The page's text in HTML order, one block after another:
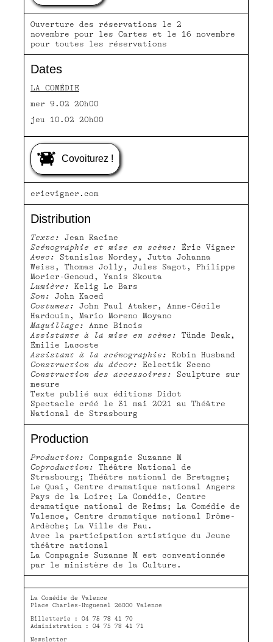
ericvigner.com
Distribution
Texte:
Jean Racine
Scénographie et mise en scène:
Éric Vigner
Avec:
Stanislas Nordey, Jutta Johanna
Weiss, Thomas Jolly, Jules Sagot, Philippe
Morier-Genoud, Yanis Skouta
Lumière:
Kelig Le Bars
Son:
John Kaced
Costumes:
John Paul Ataker, Anne-Cécile
Hardouin, Mario Moreno Moyano
Maquillage:
Anne Binois
Assistante à la mise en scène:
Tünde Deak,
Émilie Lacoste
Assistant à la scénographie:
Robin Husband
Construction du décor:
Eclectik Sceno
Construction des accessoires:
Sculpture sur
mesure
Texte publié aux éditions Didot
Spectacle créé le 31 mai 2021 au Théâtre
National de Strasbourg
Production
Production:
Compagnie Suzanne M
Coproduction:
Théâtre National de
Strasbourg; Théâtre national de Bretagne;
Le Quai, Centre dramatique national Angers
Pays de la Loire; La Comédie, Centre
dramatique national de Reims; La Comédie de
Valence, Centre dramatique national Drôme-
Ardèche; La Ville de Pau.
Avec la participation artistique du Jeune
théâtre national
La Compagnie Suzanne M est conventionnée
par le ministère de la Culture.
Ouverture des réservations le 2
novembre pour les Cartes et le 16 novembre
pour toutes les réservations
Dates
LA COMÉDIE
mer 9.02 20h00
jeu 10.02 20h00
Covoiturez !
La Comédie de Valence
Place Charles-Huguenel 26000 Valence
Billetterie : 04 75 78 41 70
Administration : 04 75 78 41 71
Newsletter